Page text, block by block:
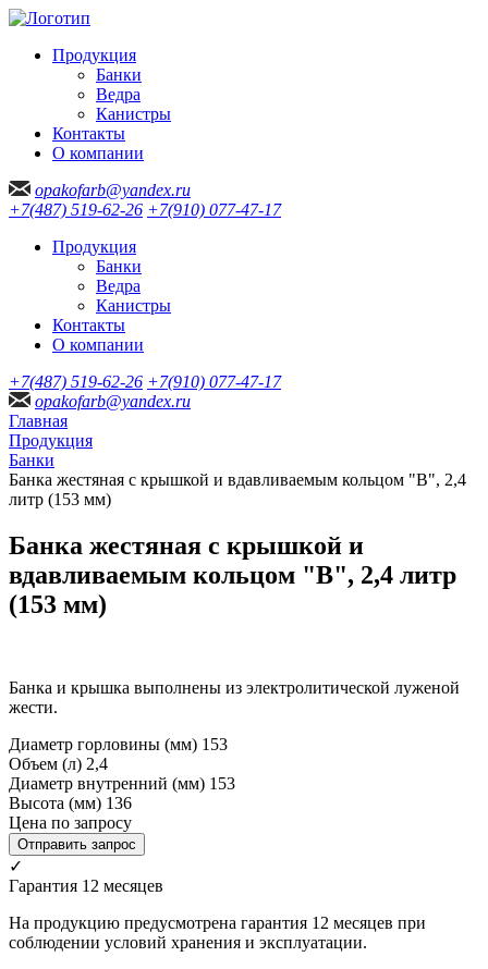
Продукция
Банки
Ведра
Канистры
Контакты
О компании
opakofarb@yandex.ru
+7(487) 519-62-26 +7(910) 077-47-17
Продукция
Банки
Ведра
Канистры
Контакты
О компании
+7(487) 519-62-26 +7(910) 077-47-17
opakofarb@yandex.ru
Главная
Продукция
Банки
Банка жестяная с крышкой и вдавливаемым кольцом "В", 2,4
литр (153 мм)
Банка жестяная с крышкой и
вдавливаемым кольцом "В", 2,4 литр
(153 мм)
Банка и крышка выполнены из электролитической луженой
жести.
Диаметр горловины (мм) 153
Объем (л) 2,4
Диаметр внутренний (мм) 153
Высота (мм) 136
Цена по запросу
Отправить запрос
✓
Гарантия 12 месяцев
На продукцию предусмотрена гарантия 12 месяцев при
соблюдении условий хранения и эксплуатации.